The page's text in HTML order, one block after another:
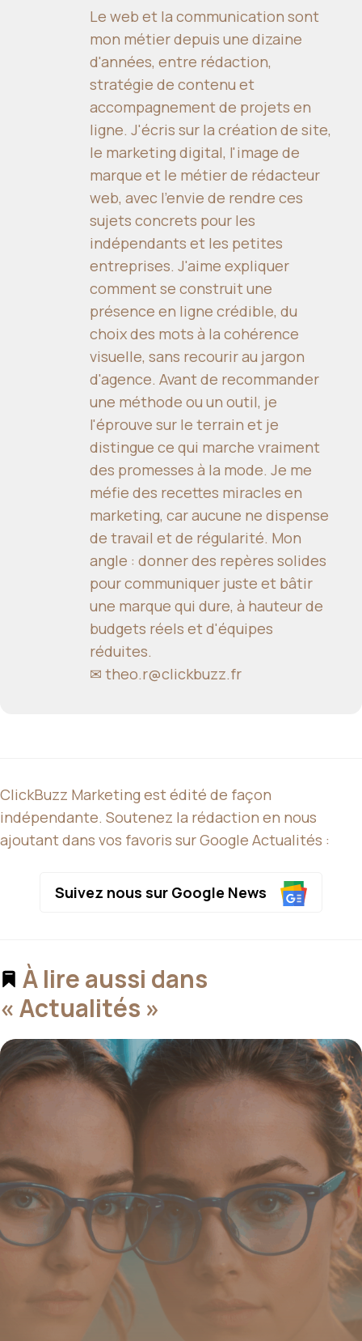
Le web et la communication sont
mon métier depuis une dizaine
d'années, entre rédaction,
stratégie de contenu et
accompagnement de projets en
ligne. J'écris sur la création de site,
le marketing digital, l'image de
marque et le métier de rédacteur
web, avec l'envie de rendre ces
sujets concrets pour les
indépendants et les petites
entreprises. J'aime expliquer
comment se construit une
présence en ligne crédible, du
choix des mots à la cohérence
visuelle, sans recourir au jargon
d'agence. Avant de recommander
une méthode ou un outil, je
l'éprouve sur le terrain et je
distingue ce qui marche vraiment
des promesses à la mode. Je me
méfie des recettes miracles en
marketing, car aucune ne dispense
de travail et de régularité. Mon
angle : donner des repères solides
pour communiquer juste et bâtir
une marque qui dure, à hauteur de
budgets réels et d'équipes
réduites.
✉ theo.r@clickbuzz.fr
ClickBuzz Marketing est édité de façon
indépendante. Soutenez la rédaction en nous
ajoutant dans vos favoris sur Google Actualités :
Suivez nous sur Google News
À lire aussi dans
« Actualités »